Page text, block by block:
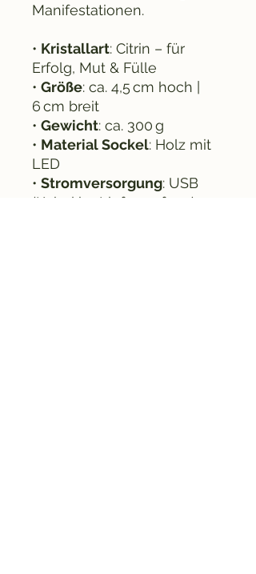
Manifestationen.
• Kristallart: Citrin – für
Erfolg, Mut & Fülle
• Größe: ca. 4,5 cm hoch |
6 cm breit
• Gewicht: ca. 300 g
• Material Sockel: Holz mit
LED
• Stromversorgung: USB
(Kabel im Lieferumfang)